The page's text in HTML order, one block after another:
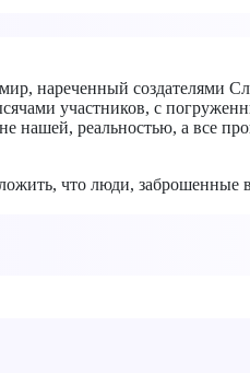
нареченный создателями
участников, с
нашей, реальностью, а все
что люди,